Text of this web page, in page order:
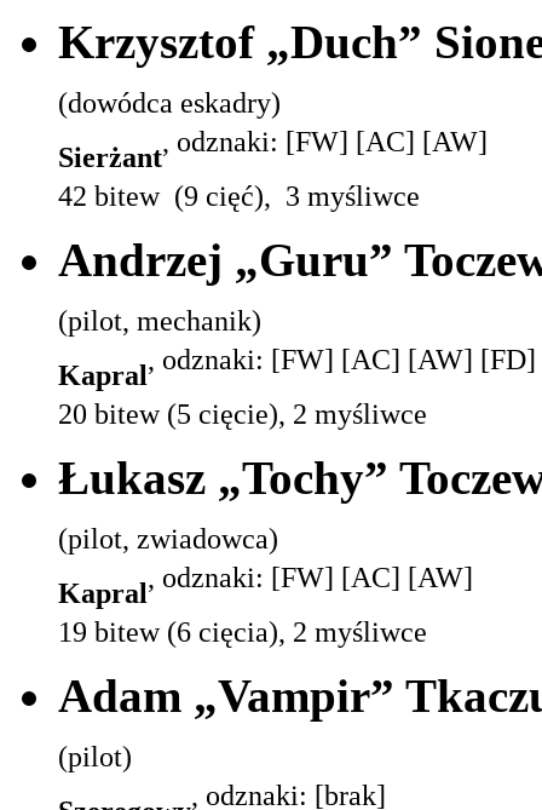
Krzysztof „Duch”
(dowódca eskadry)
Sierżant, odznaki: [FW] [AC] [AW]
42 bitew (9 cięć), 3 myśliwce
Andrzej „Guru”
(pilot, mechanik)
Kapral, odznaki: [FW] [AC] [AW] [FD]
20 bitew (5 cięcie), 2 myśliwce
Łukasz „Tochy”
(pilot, zwiadowca)
Kapral, odznaki: [FW] [AC] [AW]
19 bitew (6 cięcia), 2 myśliwce
Adam „Vampir”
(pilot)